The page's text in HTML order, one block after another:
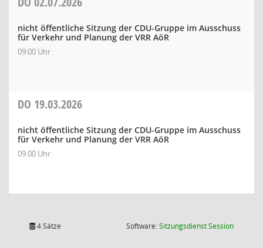
nicht öffentliche Sitzung der CDU-Gruppe im Ausschuss
für Verkehr und Planung der VRR AöR
09:00 Uhr
DO 19.03.2026
nicht öffentliche Sitzung der CDU-Gruppe im Ausschuss
für Verkehr und Planung der VRR AöR
09:00 Uhr
4 Sätze Software:SitzungsdienstSession(Wird in